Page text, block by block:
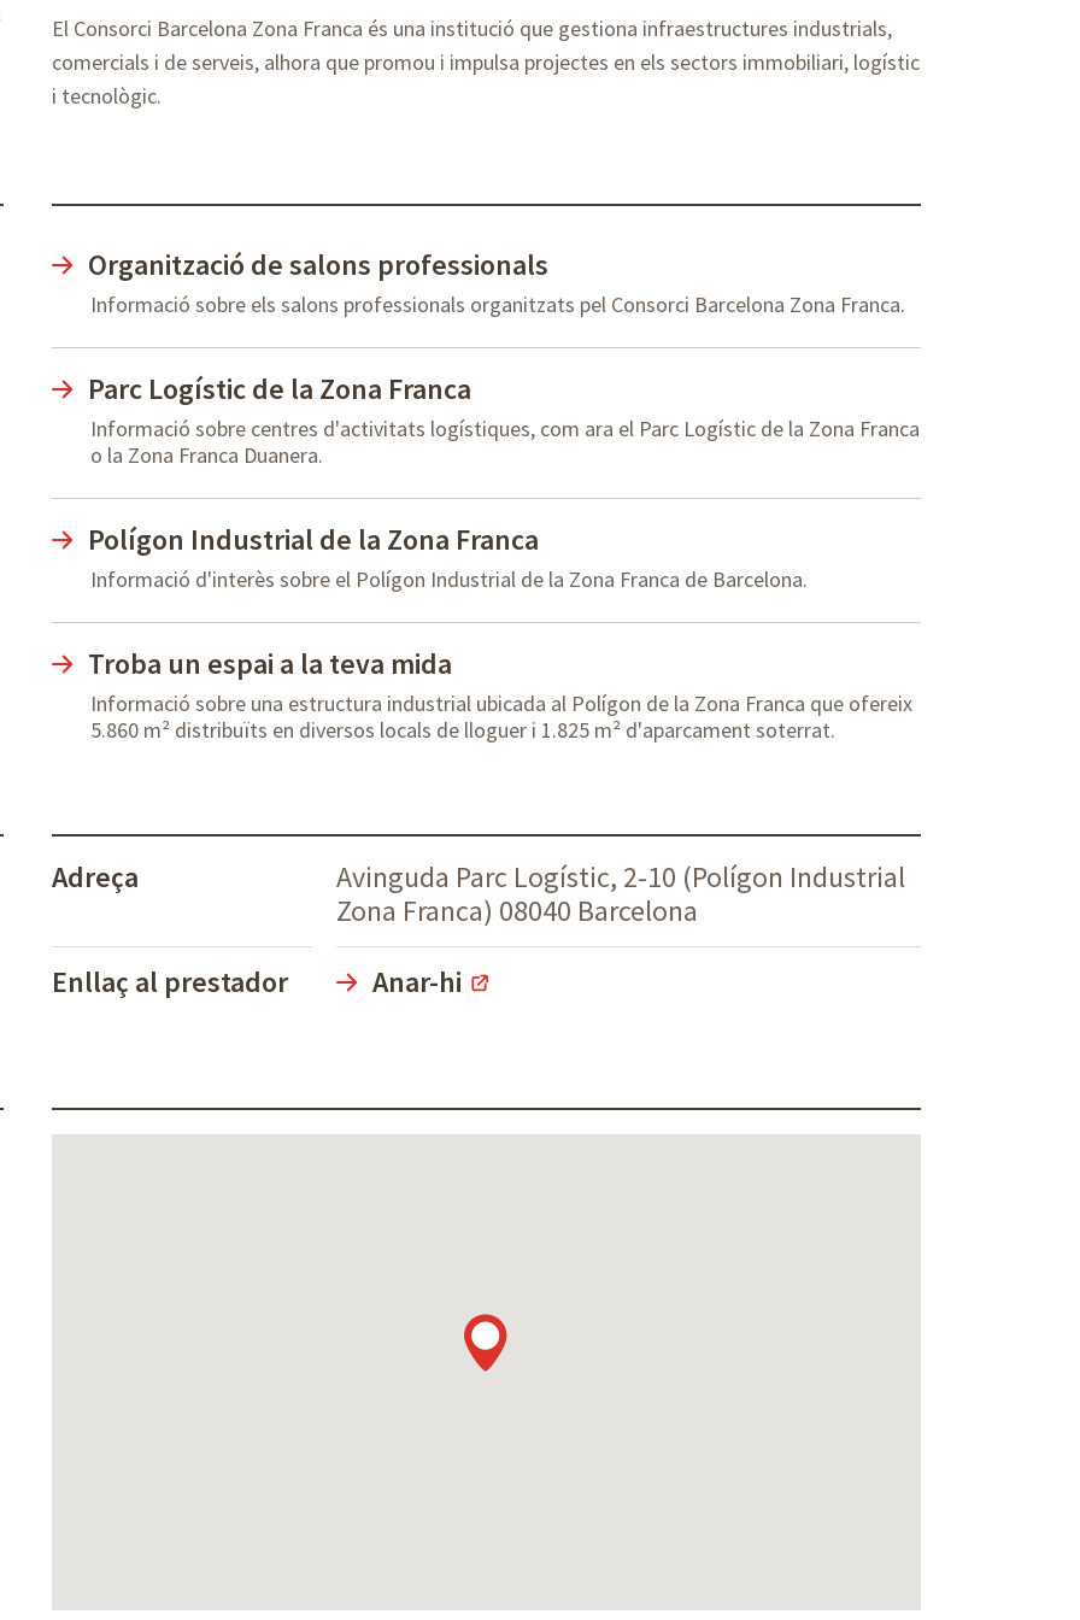
El Consorci Barcelona Zona Franca és una institució que gestiona infraestructures industrials,
comercials i de serveis, alhora que promou i impulsa projectes en els sectors immobiliari, logístic
i tecnològic.
Organització de salons professionals
Informació sobre els salons professionals organitzats pel Consorci Barcelona Zona Franca.
Parc Logístic de la Zona Franca
Informació sobre centres d'activitats logístiques, com ara el Parc Logístic de la Zona Franca
o la Zona Franca Duanera.
Polígon Industrial de la Zona Franca
Informació d'interès sobre el Polígon Industrial de la Zona Franca de Barcelona.
Troba un espai a la teva mida
Informació sobre una estructura industrial ubicada al Polígon de la Zona Franca que ofereix
5.860 m² distribuïts en diversos locals de lloguer i 1.825 m² d'aparcament soterrat.
Adreça
Avinguda Parc Logístic, 2-10 (Polígon Industrial
Zona Franca) 08040 Barcelona
Enllaç al prestador
Anar-hi